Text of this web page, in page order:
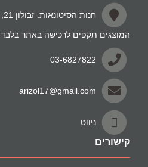
המוצגים תקפים לרכישה באתר בלבד
03-6827822
arizol17@gmail.com
ניווט
קישורים